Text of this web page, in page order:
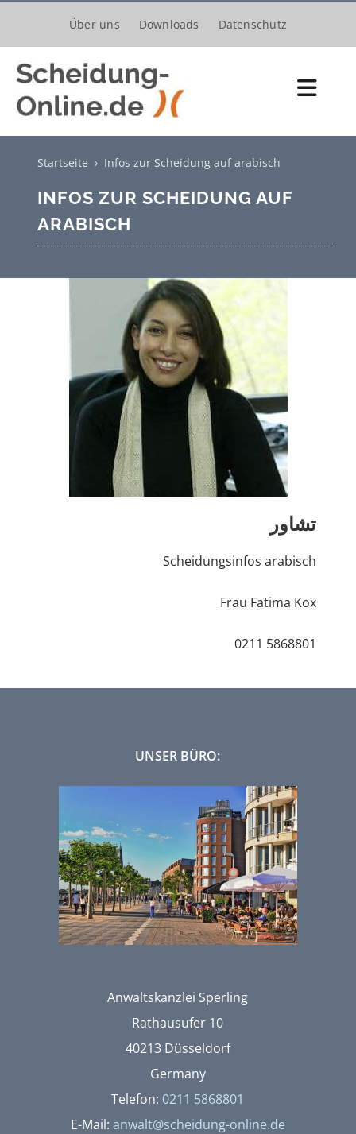
springen
Über uns Downloads Datenschutz
Verfahren
Ehewohnung
Startseite › Infos zur Scheidung auf arabisch
INFOS ZUR SCHEIDUNG AUF
ARABISCH
تشاور
Scheidungsinfos arabisch
Frau Fatima Kox
0211 5868801
UNSER BÜRO:
Anwaltskanzlei Sperling
Rathausufer 10
40213 Düsseldorf
Germany
Telefon: 0211 5868801
E-Mail: anwalt@scheidung-online.de